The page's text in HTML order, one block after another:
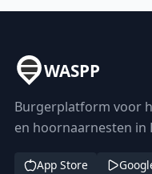
WASPP
Burgerplatform voor
en hoornaarnesten in
App Store